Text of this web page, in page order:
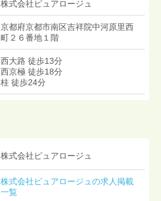
株式会社ピュアロージュ
京都府京都市南区吉祥院中河原里西
町２６番地１階
西大路 徒歩13分
西京極 徒歩18分
桂 徒歩24分
株式会社ピュアロージュ
株式会社ピュアロージュの求人掲載
一覧